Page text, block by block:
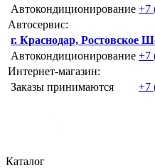
Автокондиционирование +7
Автосервис:
г. Краснодар, Ростовское
Автокондиционирование +7
Интернет-магазин:
Заказы принимаются
+7
Каталог